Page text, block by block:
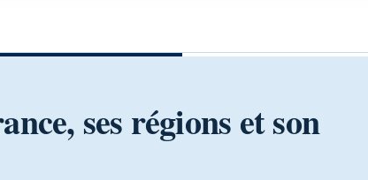
ses régions et son